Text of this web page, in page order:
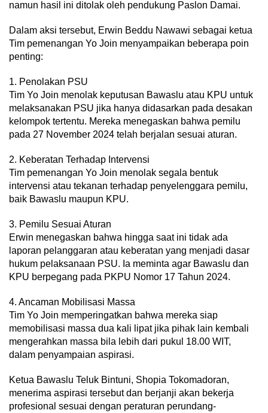
namun hasil ini ditolak oleh pendukung Paslon Damai.
Dalam aksi tersebut, Erwin Beddu Nawawi sebagai ketua
Tim pemenangan Yo Join menyampaikan beberapa poin
penting:
1. Penolakan PSU
Tim Yo Join menolak keputusan Bawaslu atau KPU untuk
melaksanakan PSU jika hanya didasarkan pada desakan
kelompok tertentu. Mereka menegaskan bahwa pemilu
pada 27 November 2024 telah berjalan sesuai aturan.
2. Keberatan Terhadap Intervensi
Tim pemenangan Yo Join menolak segala bentuk
intervensi atau tekanan terhadap penyelenggara pemilu,
baik Bawaslu maupun KPU.
3. Pemilu Sesuai Aturan
Erwin menegaskan bahwa hingga saat ini tidak ada
laporan pelanggaran atau keberatan yang menjadi dasar
hukum pelaksanaan PSU. Ia meminta agar Bawaslu dan
KPU berpegang pada PKPU Nomor 17 Tahun 2024.
4. Ancaman Mobilisasi Massa
Tim Yo Join memperingatkan bahwa mereka siap
memobilisasi massa dua kali lipat jika pihak lain kembali
mengerahkan massa bila lebih dari pukul 18.00 WIT,
dalam penyampaian aspirasi.
Ketua Bawaslu Teluk Bintuni, Shopia Tokomadoran,
menerima aspirasi tersebut dan berjanji akan bekerja
profesional sesuai dengan peraturan perundang-